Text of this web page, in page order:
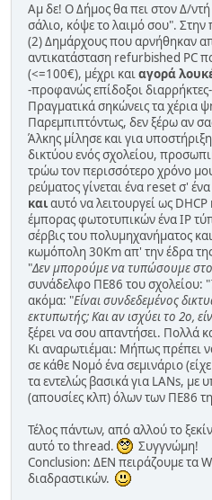
Αμ δε! Ο Δήμος θα πει στον Δ/
σάλιο, κόψε το λαιμό σου".
(2) Δημάρχους που αρνήθηκαν
αντικατάσταση refurbished PC
(<=100€), μέχρι καιαγορά
-προφανώς επίδοξοι
Πραγματικά σηκώνεις τα χέρια
Παρεμπιπτόντως, δεν ξέρω αν
Άλκης μίλησε και για
δικτύου ενός σχολείου,
τρώω τον περισσότερο χρόνο
ρεύματος γίνεται ένα reset σ'
καιαυτό να λειτουργεί ως
έμπορας φωτοτυπικών ένα IP
σέρβις του πολυμηχανήματος
κωμόπολη 30Km απ' την έδρα
"Δεν μπορούμε να τυπώσουμε
συνάδελφο ΠΕ86 του σχολείου: "
ακόμα: "Είναι συνδεδεμένος
εκτυπωτής; Και αν ισχύει το 2ο,
ξέρει να σου απαντήσει. Πολλά
Κι αναρωτιέμαι: Μήπως πρέπει
σε κάθε Νομό ένα σεμινάριο
τα εντελώς βασικά για LANs, με
(απουσίες κλπ) όλων των ΠΕ86
Τέλος πάντων, από αλλού το
αυτό το thread.
Συγγνώμη!
Conclusion: ΔΕΝ πειράζουμε τα
διαδραστικών.